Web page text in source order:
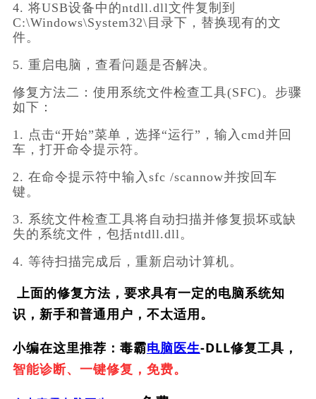
4. 将USB设备中的ntdll.dll文件复制到
C:\Windows\System32\目录下，替换现有的文
件。
5. 重启电脑，查看问题是否解决。
修复方法二：使用系统文件检查工具(SFC)。步骤
如下：
1. 点击“开始”菜单，选择“运行”，输入cmd并回
车，打开命令提示符。
2. 在命令提示符中输入sfc /scannow并按回车
键。
3. 系统文件检查工具将自动扫描并修复损坏或缺
失的系统文件，包括ntdll.dll。
4. 等待扫描完成后，重新启动计算机。
上面的修复方法，要求具有一定的电脑系统知
识，新手和普通用户，不太适用。
小编在这里推荐：毒霸电脑医生-DLL修复工具，
智能诊断、一键修复，免费。